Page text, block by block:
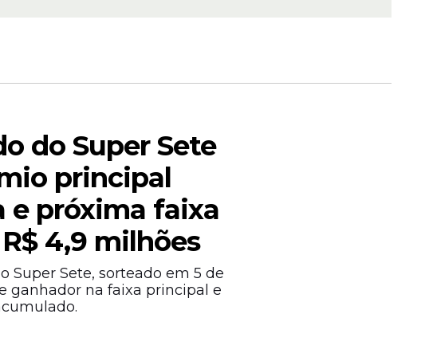
clara e
de currículo,
do Super Sete
principal
e próxima faixa
4,9 milhões
Super Sete, sorteado em 5 de
ganhador na faixa principal e